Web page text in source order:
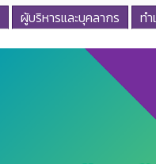
ผู้บริหารและบุคลากร ท